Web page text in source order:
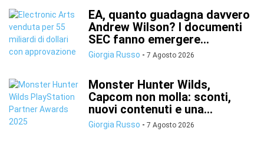
EA, quanto guadagna davvero
Andrew Wilson? I documenti
SEC fanno emergere...
Giorgia Russo - 7 Agosto 2026
Monster Hunter Wilds,
Capcom non molla: sconti,
nuovi contenuti e una...
Giorgia Russo - 7 Agosto 2026